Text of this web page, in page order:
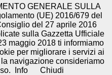
GENERALE SULLA
(UE) 2016/679 del
del 27 aprile 2016
sulla Gazzetta Ufficiale
maggio 2018 ti informiamo
per migliorare i servizi ai
navigazione consideriamo
Info Chiudi